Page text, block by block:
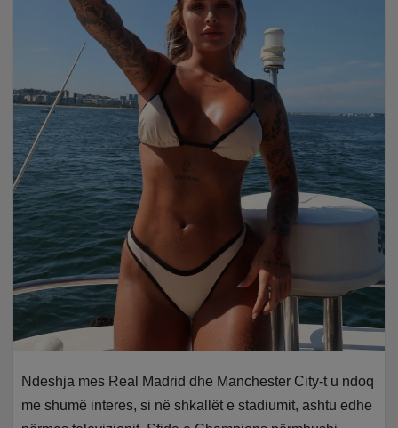
Ndeshja mes Real Madrid dhe Manchester City-t u ndoq
me shumë interes, si në shkallët e stadiumit, ashtu edhe